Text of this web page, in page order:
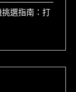
挑選指南：打